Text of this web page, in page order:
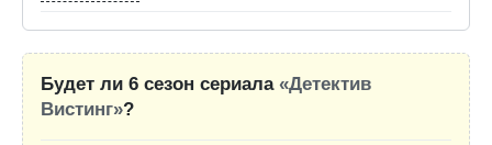
Будет ли 6 сезон сериала «Детектив
Вистинг»?